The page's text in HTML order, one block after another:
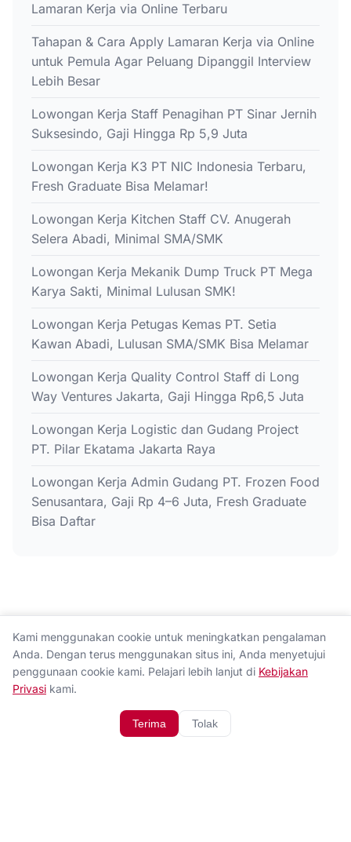
Lamaran Kerja via Online Terbaru
Tahapan & Cara Apply Lamaran Kerja via Online
untuk Pemula Agar Peluang Dipanggil Interview
Lebih Besar
Lowongan Kerja Staff Penagihan PT Sinar Jernih
Suksesindo, Gaji Hingga Rp 5,9 Juta
Lowongan Kerja K3 PT NIC Indonesia Terbaru,
Fresh Graduate Bisa Melamar!
Lowongan Kerja Kitchen Staff CV. Anugerah
Selera Abadi, Minimal SMA/SMK
Lowongan Kerja Mekanik Dump Truck PT Mega
Karya Sakti, Minimal Lulusan SMK!
Lowongan Kerja Petugas Kemas PT. Setia
Kawan Abadi, Lulusan SMA/SMK Bisa Melamar
Lowongan Kerja Quality Control Staff di Long
Way Ventures Jakarta, Gaji Hingga Rp6,5 Juta
Lowongan Kerja Logistic dan Gudang Project
PT. Pilar Ekatama Jakarta Raya
Lowongan Kerja Admin Gudang PT. Frozen Food
Senusantara, Gaji Rp 4–6 Juta, Fresh Graduate
Bisa Daftar
Kami menggunakan cookie untuk meningkatkan pengalaman
Anda. Dengan terus menggunakan situs ini, Anda menyetujui
penggunaan cookie kami. Pelajari lebih lanjut di Kebijakan
Privasi kami.
Terima Tolak